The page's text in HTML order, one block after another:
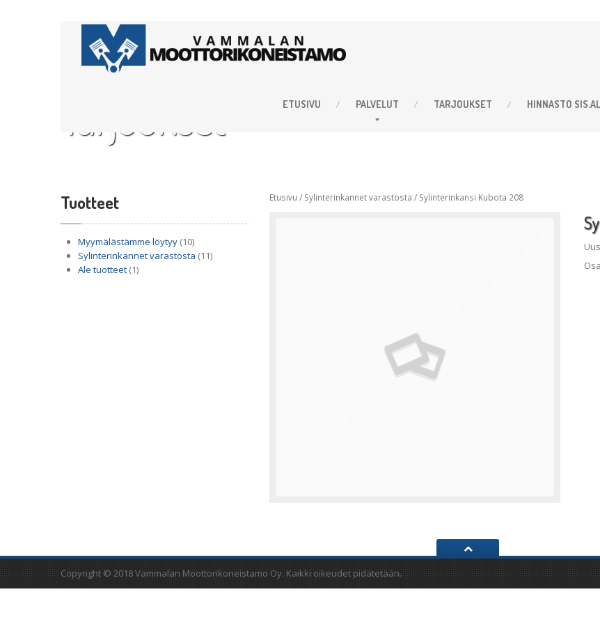
ETUSIVU PALVELUT TARJOUKSET HINNASTO
Tarjoukset
Tuotteet
Myymälästämme löytyy (10)
Sylinterinkannet varastosta (11)
Ale tuotteet (1)
Etusivu / Sylinterinkannet varastosta / Sylinterinkansi Kubota 208
Copyright © 2018 Vammalan Moottorikoneistamo Oy. Kaikki oikeudet pidätetään.